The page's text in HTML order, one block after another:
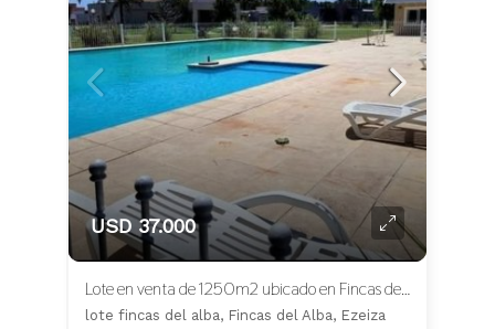
USD 37.000
Lote en venta de 1250m2 ubicado en Fincas del Alba
lote fincas del alba, Fincas del Alba, Ezeiza